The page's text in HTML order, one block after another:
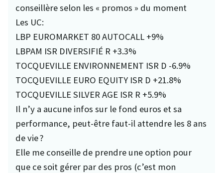
conseillère selon les « promos » du moment
Les UC:
LBP EUROMARKET 80 AUTOCALL +9%
LBPAM ISR DIVERSIFIÉ R +3.3%
TOCQUEVILLE ENVIRONNEMENT ISR D -6.9%
TOCQUEVILLE EURO EQUITY ISR D +21.8%
TOCQUEVILLE SILVER AGE ISR R +5.9%
Il n’y a aucune infos sur le fond euros et sa
performance, peut-être faut-il attendre les 8 ans
de vie ?
Elle me conseille de prendre une option pour
que ce soit gérer par des pros (c’est mon